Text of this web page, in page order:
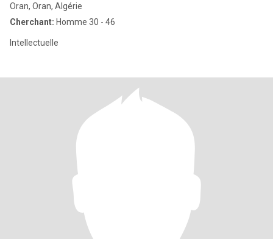
Oran, Oran, Algérie
Cherchant: Homme 30 - 46
Intellectuelle